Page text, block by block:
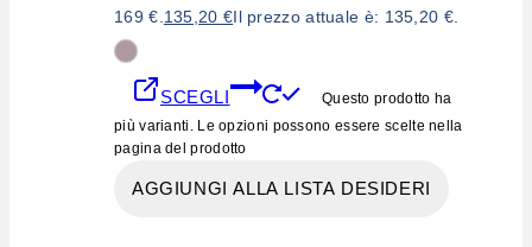
169 €.135,20 €Il prezzo attuale è: 135,20 €.
SCEGLI
Questo prodotto ha
più varianti. Le opzioni possono essere scelte nella
pagina del prodotto
AGGIUNGI ALLA LISTA DESIDERI